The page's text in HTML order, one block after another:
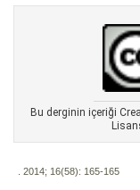
Bu derginin içeriği
. 2014; 16(58): 165-165